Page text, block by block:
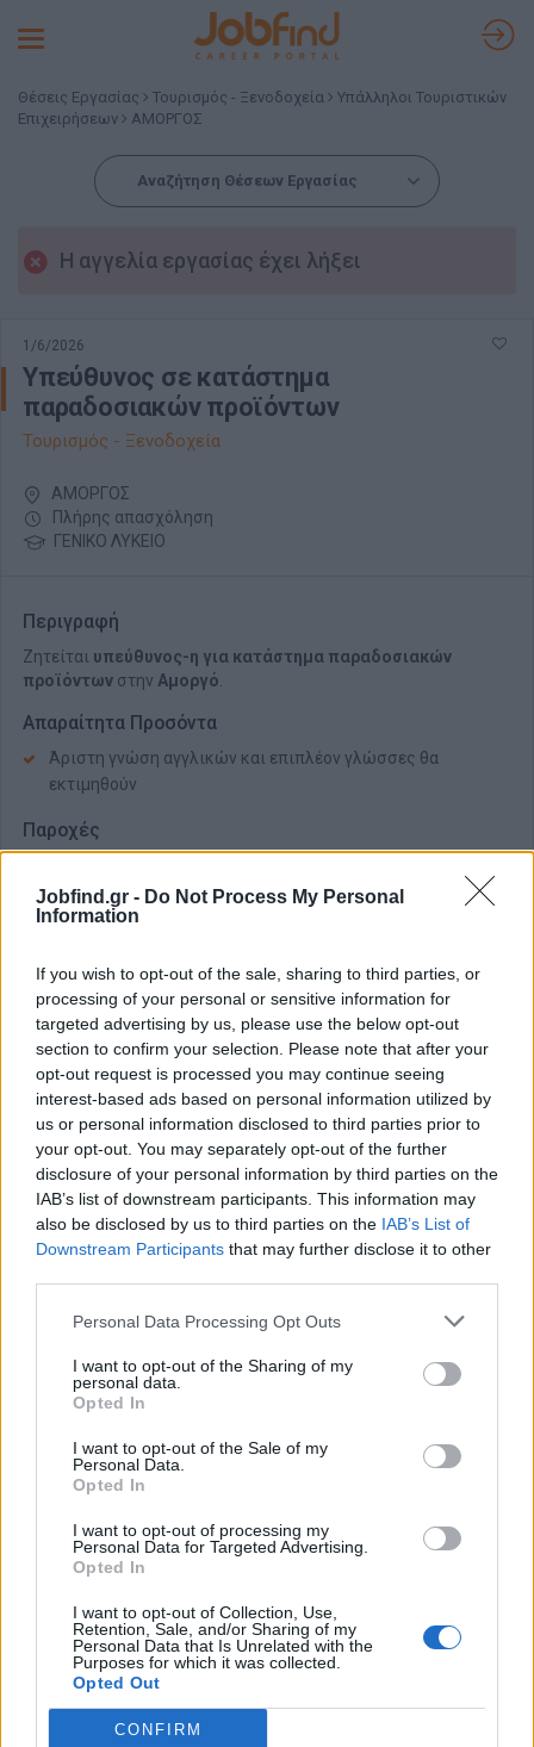
Jobfind.gr - Do Not Process My Personal
Information
If you wish to opt-out of the sale, sharing to third parties, or
processing of your personal or sensitive information for
targeted advertising by us, please use the below opt-out
section to confirm your selection. Please note that after your
opt-out request is processed you may continue seeing
interest-based ads based on personal information utilized by
us or personal information disclosed to third parties prior to
your opt-out. You may separately opt-out of the further
disclosure of your personal information by third parties on the
IAB’s list of downstream participants. This information may
also be disclosed by us to third parties on the IAB’s List of
Downstream Participants that may further disclose it to other
Personal Data Processing Opt Outs
I want to opt-out of the Sharing of my
personal data.
Opted In
I want to opt-out of the Sale of my
Personal Data.
Opted In
I want to opt-out of processing my
Personal Data for Targeted Advertising.
Opted In
I want to opt-out of Collection, Use,
Retention, Sale, and/or Sharing of my
Personal Data that Is Unrelated with the
Purposes for which it was collected.
Opted Out
CONFIRM
Toggle
Θέσεις Εργασίας Τουρισμός - Ξενοδοχεία
Υπάλληλοι Τουριστικών
Επιχειρήσεων
ΑΜΟΡΓΟΣ
Αναζήτηση Θέσεων Εργασίας
Η αγγελία εργασίας έχει λήξει
1/6/2026
Υπεύθυνος σε κατάστημα
παραδοσιακών προϊόντων
Τουρισμός - Ξενοδοχεία
ΑΜΟΡΓΟΣ
Πλήρης απασχόληση
ΓΕΝΙΚΟ ΛΥΚΕΙΟ
Περιγραφή
Ζητείται υπεύθυνος-η για κατάστημα παραδοσιακών
προϊόντων στην Αμοργό
Απαραίτητα Προσόντα
Άριστη γνώση αγγλικών και επιπλέον γλώσσες θα
εκτιμηθούν
Παροχές
Ικανοποιητικός μισθός
Βιογραφικά με επισυναπτόμενη φωτογραφία.
Όλες οι Θέσεις Εργασίας
Θέσεις Εργασίας ανά Ειδικότητα
Θέσεις Εργασίας ανά Εταιρεία
Υπηρεσίες υποψηφίων
Καταχώρηση Online Βιογραφικού